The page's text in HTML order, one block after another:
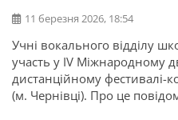
11 березня 2026, 18:54
Учні вокального відділу
участь у IV Міжнародному
дистанційному фестивалі-
(м. Чернівці). Про це